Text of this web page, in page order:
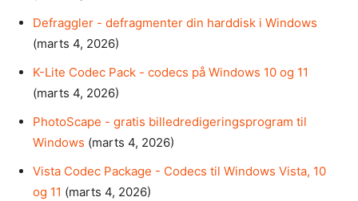
Defraggler - defragmenter din harddisk i Windows
(marts 4, 2026)
K-Lite Codec Pack - codecs på Windows 10 og 11
(marts 4, 2026)
PhotoScape - gratis billedredigeringsprogram til
Windows (marts 4, 2026)
Vista Codec Package - Codecs til Windows Vista, 10
og 11 (marts 4, 2026)